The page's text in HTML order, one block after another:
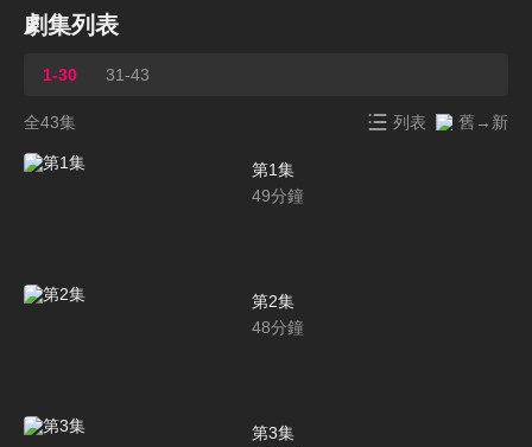
劇集列表
1-30 31-43
全43集 列表 舊→新
第1集
49分鐘
第2集
48分鐘
第3集